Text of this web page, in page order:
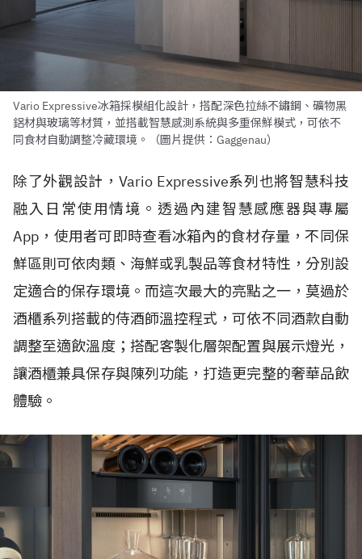
Vario Expressive冰箱採模組化設計，搭配深色拉絲不鏽鋼、礦物黑
鋁材與玻璃等材質，並搭載智慧感測系統與多重保鮮模式，可依不
同食材自動調整冷藏環境。（圖片提供：Gaggenau）
除了外觀設計，Vario Expressive系列也將智慧科技
融入日常使用情境。透過內建智慧感應器與專屬
App，使用者可即時查看冰箱內的食材存量，不同保
鮮區則可依肉類、海鮮或乳製品等食材特性，分別設
定適合的保存環境。而這次最大的亮點之一，莫過於
酒櫃系列搭載的侍酒師溫控程式，可依不同酒款自動
調整至適飲溫度；搭配客製化層架配置與展示燈光，
讓酒櫃兼具保存與陳列功能，打造更完整的奢華品飲
體驗。